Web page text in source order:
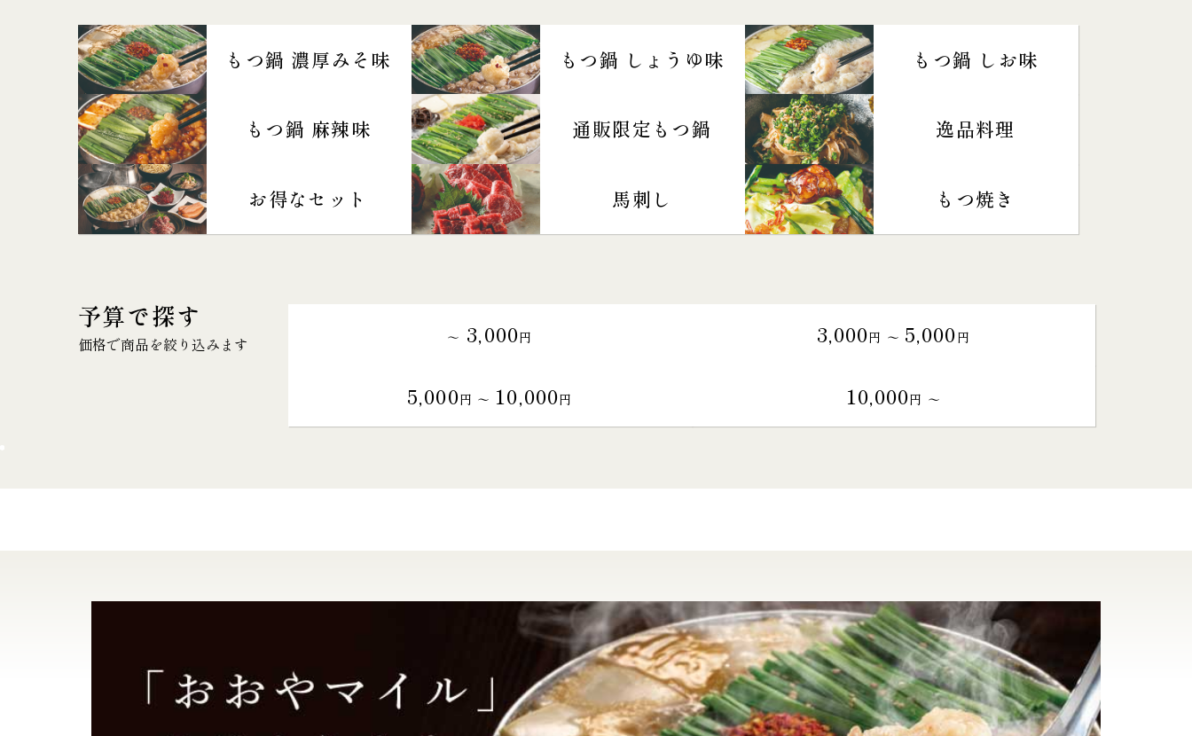
もつ鍋 濃厚みそ味 もつ鍋 しょうゆ味 もつ鍋 しお味
もつ鍋 麻辣味 通販限定もつ鍋 逸品料理
お得なセット 馬刺し もつ焼き
予算で探す
価格で商品を絞り込みます ～ 3,000円 3,000円 〜 5,000円
5,000円 〜 10,000円 10,000円 〜